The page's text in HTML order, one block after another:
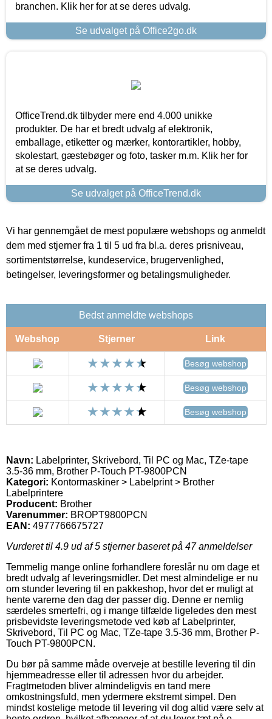
branchen. Klik her for at se deres udvalg.
Se udvalget på Office2go.dk
OfficeTrend.dk tilbyder mere end 4.000 unikke
produkter. De har et bredt udvalg af elektronik,
emballage, etiketter og mærker, kontorartikler, hobby,
skolestart, gæstebøger og foto, tasker m.m. Klik her for
at se deres udvalg.
Se udvalget på OfficeTrend.dk
Vi har gennemgået de mest populære webshops og anmeldt
dem med stjerner fra 1 til 5 ud fra bl.a. deres prisniveau,
sortimentstørrelse, kundeservice, brugervenlighed,
betingelser, leveringsformer og betalingsmuligheder.
Bedst anmeldte webshops
Webshop Stjerner Link
Besøg webshop
Besøg webshop
Besøg webshop
Navn: Labelprinter, Skrivebord, Til PC og Mac, TZe-tape
3.5-36 mm, Brother P-Touch PT-9800PCN
Kategori: Kontormaskiner > Labelprint > Brother
Labelprintere
Producent: Brother
Varenummer: BROPT9800PCN
EAN: 4977766675727
Vurderet til 4.9 ud af 5 stjerner baseret på 47anmeldelser
Temmelig mange online forhandlere foreslår nu om dage et
bredt udvalg af leveringsmidler. Det mest almindelige er nu
om stunder levering til en pakkeshop, hvor det er muligt at
hente varerne den dag der passer dig. Denne er nemlig
særdeles smertefri, og i mange tilfælde ligeledes den mest
prisbevidste leveringsmetode ved køb af Labelprinter,
Skrivebord, Til PC og Mac, TZe-tape 3.5-36 mm, Brother P-
Touch PT-9800PCN.
Du bør på samme måde overveje at bestille levering til din
hjemmeadresse eller til adressen hvor du arbejder.
Fragtmetoden bliver almindeligvis en tand mere
omkostningsfuld, men ydermere ekstremt simpel. Den
mindst kostelige metode til levering vil dog altid være selv at